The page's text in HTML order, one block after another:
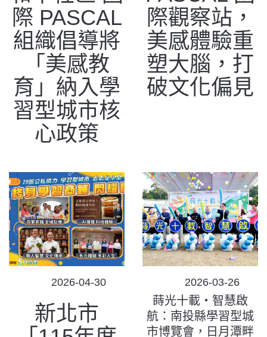
際 PASCAL
組織倡導將
「美感教
育」納入學
習型城市核
心政策
際觀察站，
美感體驗重
塑大腦，打
破文化偏見
POSTED
2026-04-30
新北市
POSTED
ON
2026-03-26
蒔光十載‧智慧啟
航：南投縣學習型城
市博覽會，日月潭畔